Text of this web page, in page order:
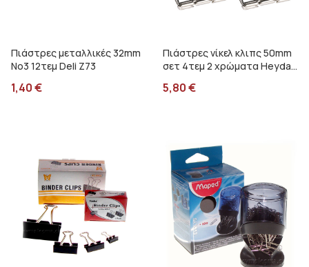
Πιάστρες μεταλλικές 32mm
No3 12τεμ Deli Z73
1,40€
Πιάστρες νίκελ κλιπς 50mm
σετ 4τεμ 2 χρώματα Heyda
5,80€